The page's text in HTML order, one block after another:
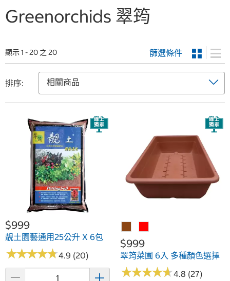
Greenorchids 翠筠
顯示 1 - 20 之 20 篩選條件
排序:
$999
靚土園藝通用25公升 X 6包
★★★★★
★★★★★4.9 (20)
$999
翠筠菜圃 6入 多種顏色選擇
★★★★★
★★★★★4.8 (27)